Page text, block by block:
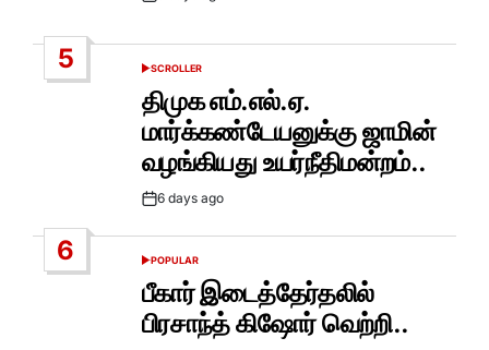
5
POSTED
SCROLLER
திமுக எம்.எல்.ஏ.
மார்க்கண்டேயனுக்கு ஜாமின்
வழங்கியது உயர்நீதிமன்றம்..
Post6 days ago
6
POSTED
IN
POPULAR
பீகார் இடைத்தேர்தலில்
பிரசாந்த் கிஷோர் வெற்றி..